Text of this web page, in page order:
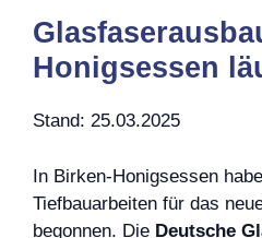
Honigsessen
Stand: 25.03.2025
In Birken-Honigsessen
Tiefbauarbeiten für das
begonnen. Die Deutsche